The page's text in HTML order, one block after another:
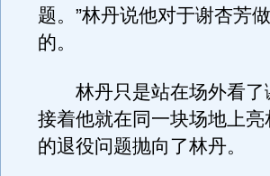
题。”林丹说他对于谢杏芳
的。
林丹只是站在场外看了
接着他就在同一块场地上
的退役问题抛向了林丹。